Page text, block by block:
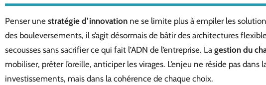
Penser une stratégie d’innovation ne se limite plus à empiler les
des bouleversements, il s’agit désormais de bâtir des architectures
secousses sans sacrifier ce qui fait l’ADN de l’entreprise. La gestion du
mobiliser, prêter l’oreille, anticiper les virages. L’enjeu ne réside pas dans
investissements, mais dans la cohérence de chaque choix.